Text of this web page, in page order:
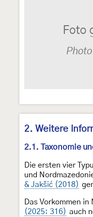
2. Weitere
2.1. Taxonomie
Die ersten vier
und
& Jakšić (2018)
Das Vorkommen
(2025: 316) auch